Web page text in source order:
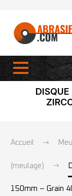
Accueil
(meulage)
150mm – Grain